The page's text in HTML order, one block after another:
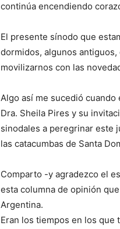
continúa encendiendo
El presente sínodo que
dormidos, algunos
movilizarnos con las
Algo así me sucedió
Dra. Sheila Pires y su
sinodales a peregrinar este
las catacumbas de Santa
Comparto -y agradezco el
esta columna de opinión
Argentina.
Eran los tiempos en los que